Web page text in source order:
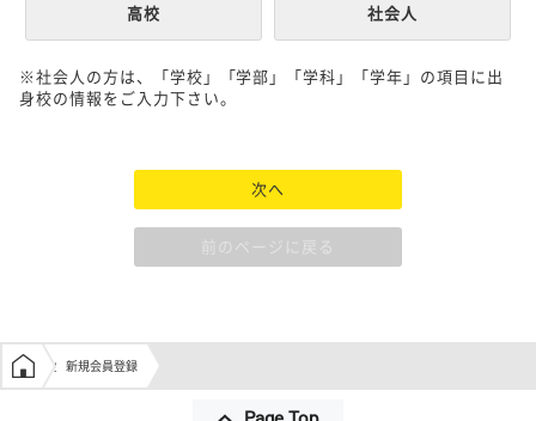
高校 社会人
※社会人の方は、「学校」「学部」「学科」「学年」の項目に出
身校の情報をご入力下さい。
次へ
前のページに戻る
学生の窓口トップ
新規会員登録